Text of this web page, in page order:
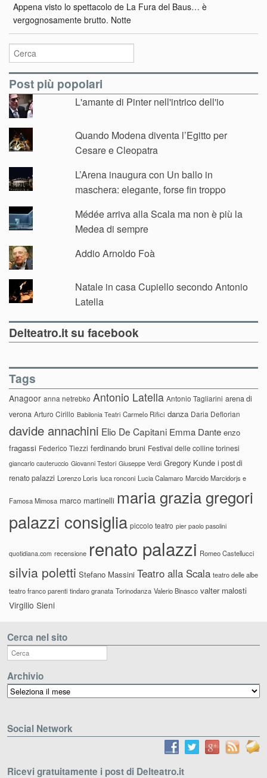
Appena visto lo spettacolo de La Fura del Baus… è
vergognosamente brutto. Notte
Post più popolari
L'amante di Pinter nell'intrico dell'io
Quando Modena diventa l’Egitto per
Cesare e Cleopatra
L’Arena inaugura con Un ballo in
maschera: elegante, forse fin troppo
Médée arriva alla Scala ma non è più la
Medea di sempre
Addio Arnoldo Foà
Natale in casa Cupiello secondo Antonio
Latella
Delteatro.it su facebook
Tags
Anagoor anna netrebko Antonio Latella Antonio Tagliarini arena di
verona Arturo Cirillo Babilonia Teatri Carmelo Rifici danza Daria Deflorian
davide annachini Elio De Capitani Emma Dante enzo
fragassi Federico Tiezzi ferdinando bruni Festival delle colline torinesi
giancarlo cauteruccio Giovanni Testori Giuseppe Verdi Gregory Kunde i post di
renato palazzi Lorenzo Loris luca ronconi Lucia Calamaro Marcido Marcidorjs e
Famosa Mimosa marco martinelli maria grazia gregori
palazzi consiglia piccolo teatro pier paolo pasolini
quotidiana.com recensione renato palazzi Romeo Castellucci
silvia poletti Stefano Massini Teatro alla Scala teatro delle albe
teatro franco parenti tindaro granata Torinodanza Valerio Binasco valter malosti
Virgilio Sieni
Cerca nel sito
Archivio
Archivio
Social Network
Ricevi gratuitamente i post di Delteatro.it